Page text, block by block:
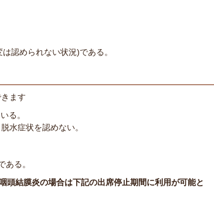
認められない状況)である。
ます
る。
水症状を認めない。
る。
頭結膜炎の場合は下記の出席停止期間に利用が可能と